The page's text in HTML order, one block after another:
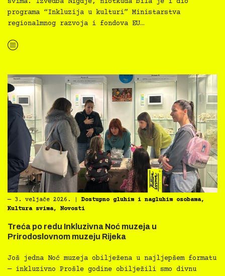
programa “Inkluzija u kulturi” Ministarstva
regionalmnog razvoja i fondova EU…
“Kazalište svima: inkluzivna predstava Nigdje, niotkuda”
― 3. veljače 2026. Dostupno gluhim i nagluhim osobama,
Kultura svima, Novosti
Treća po redu Inkluzivna Noć muzeja u
Prirodoslovnom muzeju Rijeka
Još jedna Noć muzeja obilježena u najljepšem formatu
— inkluzivno Prošle godine obilježili smo divnu